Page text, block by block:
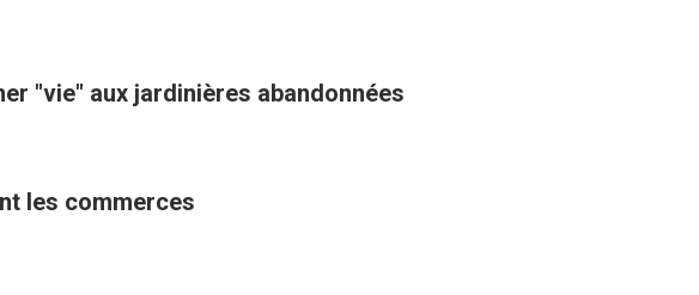
"vie" aux jardinières abandonnées
les commerces